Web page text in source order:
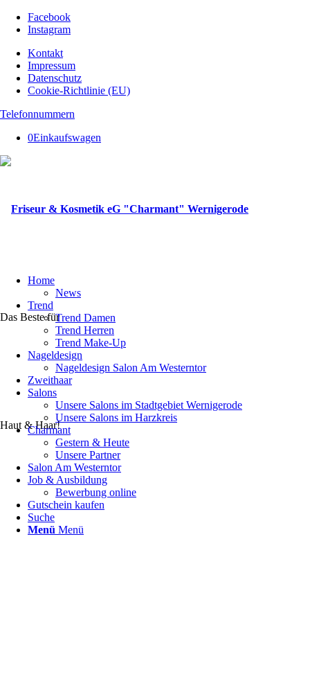
Facebook
Instagram
Kontakt
Impressum
Datenschutz
Cookie-Richtlinie (EU)
Telefonnummern
0Einkaufswagen
Das Beste für
Haut & Haar!
Home
News
Trend
Trend Damen
Trend Herren
Trend Make-Up
Nageldesign
Nageldesign Salon Am Westerntor
Zweithaar
Salons
Unsere Salons im Stadtgebiet Wernigerode
Unsere Salons im Harzkreis
Charmant
Gestern & Heute
Unsere Partner
Salon Am Westerntor
Job & Ausbildung
Bewerbung online
Gutschein kaufen
Suche
Menü Menü